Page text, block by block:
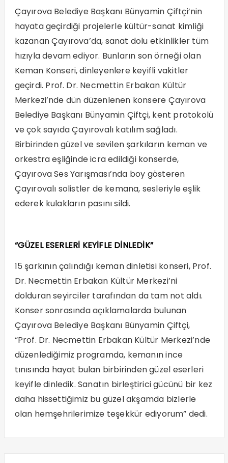
Çayırova Belediye Başkanı Bünyamin Çiftçi’nin
hayata geçirdiği projelerle kültür-sanat kimliği
kazanan Çayırova’da, sanat dolu etkinlikler tüm
hızıyla devam ediyor. Bunların son örneği olan
Keman Konseri, dinleyenlere keyifli vakitler
geçirdi. Prof. Dr. Necmettin Erbakan Kültür
Merkezi’nde dün düzenlenen konsere Çayırova
Belediye Başkanı Bünyamin Çiftçi, kent protokolü
ve çok sayıda Çayırovalı katılım sağladı.
Birbirinden güzel ve sevilen şarkıların keman ve
orkestra eşliğinde icra edildiği konserde,
Çayırova Ses Yarışması’nda boy gösteren
Çayırovalı solistler de kemana, sesleriyle eşlik
ederek kulakların pasını sildi.
“GÜZEL ESERLERİ KEYİFLE DİNLEDİK”
15 şarkının çalındığı keman dinletisi konseri, Prof.
Dr. Necmettin Erbakan Kültür Merkezi’ni
dolduran seyirciler tarafından da tam not aldı.
Konser sonrasında açıklamalarda bulunan
Çayırova Belediye Başkanı Bünyamin Çiftçi,
“Prof. Dr. Necmettin Erbakan Kültür Merkezi’nde
düzenlediğimiz programda, kemanın ince
tınısında hayat bulan birbirinden güzel eserleri
keyifle dinledik. Sanatın birleştirici gücünü bir kez
daha hissettiğimiz bu güzel akşamda bizlerle
olan hemşehrilerimize teşekkür ediyorum” dedi.